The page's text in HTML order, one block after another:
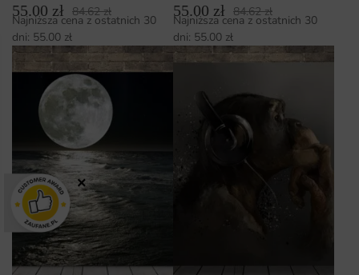
55.00 zł 84.62zł
Najniższa cena z ostatnich 30
dni: 55.00 zł
55.00 zł 84.62zł
Najniższa cena z ostatnich 30
dni: 55.00 zł
×